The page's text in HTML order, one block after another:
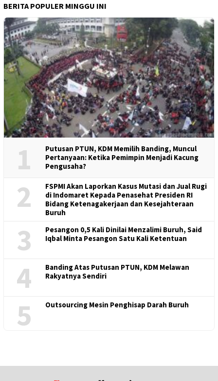
BERITA POPULER MINGGU INI
1
Putusan PTUN, KDM Memilih Banding, Muncul
Pertanyaan: Ketika Pemimpin Menjadi Kacung
Pengusaha?
2
FSPMI Akan Laporkan Kasus Mutasi dan Jual Rugi
di Indomaret Kepada Penasehat Presiden RI
Bidang Ketenagakerjaan dan Kesejahteraan
Buruh
3
Pesangon 0,5 Kali Dinilai Menzalimi Buruh, Said
Iqbal Minta Pesangon Satu Kali Ketentuan
4
Banding Atas Putusan PTUN, KDM Melawan
Rakyatnya Sendiri
5 Outsourcing Mesin Penghisap Darah Buruh